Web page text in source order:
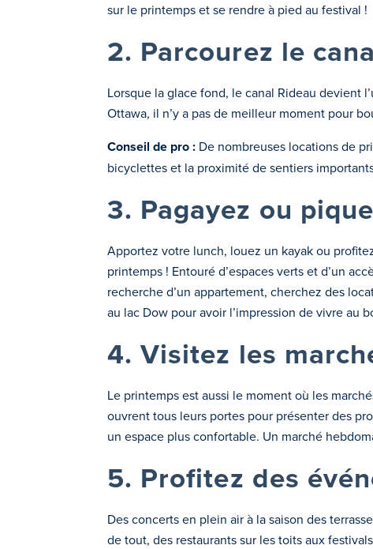
sur le printemps et se rendre à pied au festival !
2. Parcourez le
Lorsque la glace fond, le canal Rideau devient
Ottawa, il n’y a pas de meilleur moment pour
Conseil de pro : De nombreuses locations de
bicyclettes et la proximité de sentiers
3. Pagayez ou
Apportez votre lunch, louez un kayak ou
printemps ! Entouré d’espaces verts et d’un
recherche d’un appartement, cherchez des
au lac Dow pour avoir l’impression de vivre au
4. Visitez les
Le printemps est aussi le moment où les
ouvrent tous leurs portes pour présenter des
un espace plus confortable. Un marché
5. Profitez des
Des concerts en plein air à la saison des
de tout, des restaurants sur les toits aux